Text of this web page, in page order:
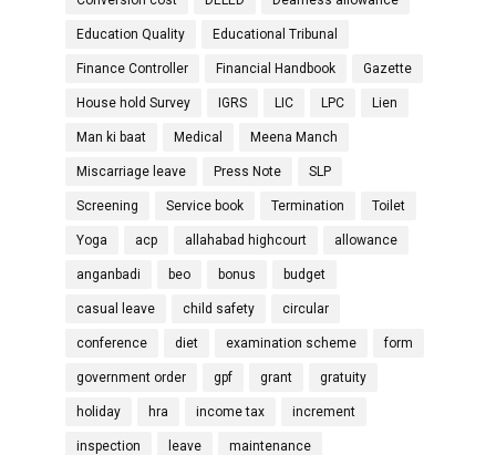
Education Quality Educational Tribunal
Finance Controller Financial Handbook Gazette
House hold Survey IGRS LIC LPC Lien
Man ki baat Medical Meena Manch
Miscarriage leave Press Note SLP
Screening Service book Termination Toilet
Yoga acp allahabad highcourt allowance
anganbadi beo bonus budget
casual leave child safety circular
conference diet examination scheme form
government order gpf grant gratuity
holiday hra income tax increment
inspection leave maintenance